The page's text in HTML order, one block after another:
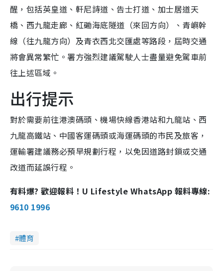
醒，包括英皇道、軒尼詩道、告士打道、加士居道天
橋、西九龍走廊、紅磡海底隧道（來回方向）、青嶼幹
線（往九龍方向）及青衣西北交匯處等路段，屆時交通
將會異常繁忙。署方強烈建議駕駛人士盡量避免駕車前
往上述區域。
出行提示
對於需要前往港澳碼頭、機場快線香港站和九龍站、西
九龍高鐵站、中國客運碼頭或海運碼頭的市民及旅客，
運輸署建議務必預早規劃行程，以免因道路封鎖或交通
改道而延誤行程。
有料爆? 歡迎報料！U Lifestyle WhatsApp 報料專線:
9610 1996
體育